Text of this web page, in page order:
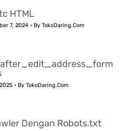
HTML
7, 2024 • ByTokoDaring.Com
• ByTokoDaring.Com
Dengan Robots.txt